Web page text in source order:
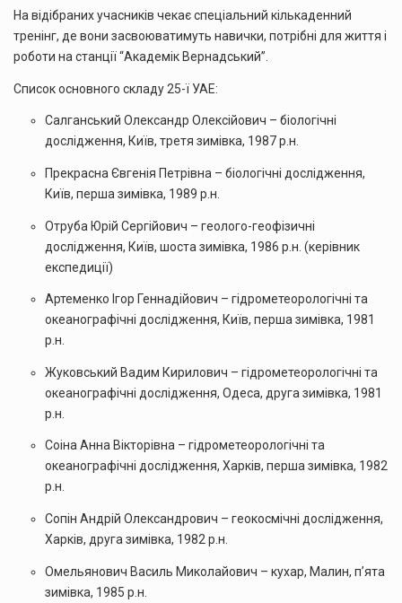
На відібраних учасників чекає спеціальний кількаденний
тренінг, де вони засвоюватимуть навички, потрібні для життя і
роботи на станції “Академік Вернадський”.
Список основного складу 25-ї УАЕ:
Салганський Олександр Олексійович – біологічні
дослідження, Київ, третя зимівка, 1987 р.н.
Прекрасна Євгенія Петрівна – біологічні дослідження,
Київ, перша зимівка, 1989 р.н.
Отруба Юрій Сергійович – геолого-геофізичні
дослідження, Київ, шоста зимівка, 1986 р.н. (керівник
експедиції)
Артеменко Ігор Геннадійович – гідрометеорологічні та
океанографічні дослідження, Київ, перша зимівка, 1981
р.н.
Жуковський Вадим Кирилович – гідрометеорологічні та
океанографічні дослідження, Одеса, друга зимівка, 1981
р.н.
Соіна Анна Вікторівна – гідрометеорологічні та
океанографічні дослідження, Харків, перша зимівка, 1982
р.н.
Сопін Андрій Олександрович – геокосмічні дослідження,
Харків, друга зимівка, 1982 р.н.
Омельянович Василь Миколайович – кухар, Малин, п’ята
зимівка, 1985 р.н.